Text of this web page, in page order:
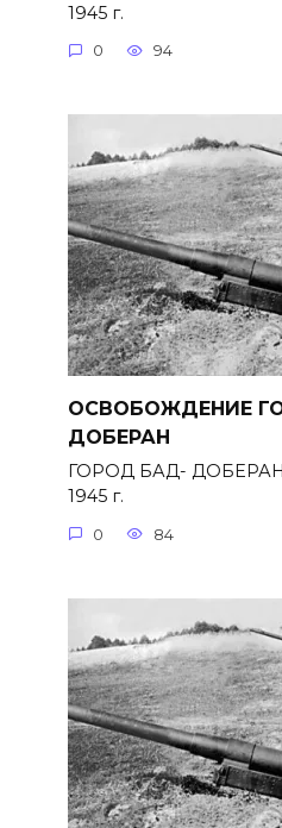
1945 г.
0 94
ОСВОБОЖДЕНИЕ
ДОБЕРАН
ГОРОД БАД- ДОБЕРАН
1945 г.
0 84